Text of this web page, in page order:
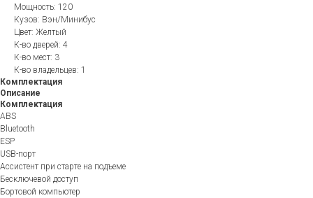
Мощность: 120
Кузов: Вэн/Минибус
Цвет: Желтый
К-во дверей: 4
К-во мест: 3
К-во владельцев: 1
Комплектация
Описание
Комплектация
ABS
Bluetooth
ESP
USB-порт
Ассистент при старте на подъеме
Бесключевой доступ
Бортовой компьютер